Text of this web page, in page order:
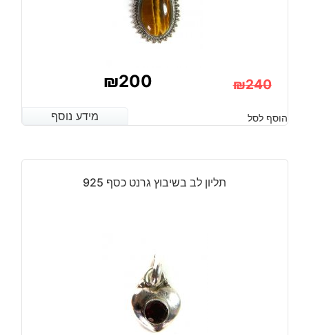
₪240
המקורי
היה:
₪200
הנוכחי
הוא:
מידע נוסף הוסף לסל מידע נוסף
תליון לב בשיבוץ גרנט כסף 925